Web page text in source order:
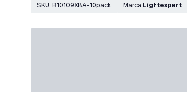
SKU: B10109XBA-10pack Marca: Lightexpert